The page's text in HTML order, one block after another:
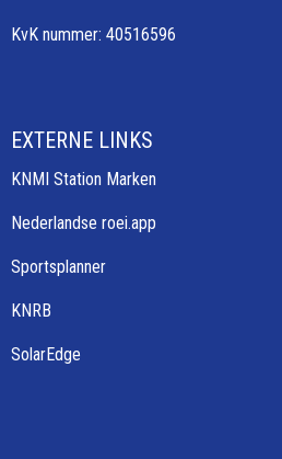
KvK nummer: 40516596
EXTERNE LINKS
KNMI Station Marken
Nederlandse roei.app
Sportsplanner
KNRB
SolarEdge